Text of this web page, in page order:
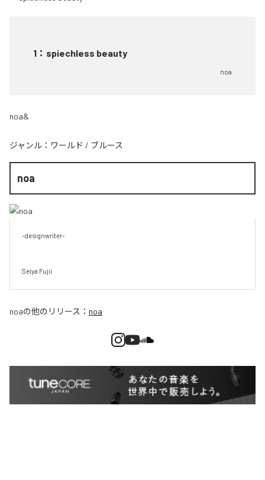
1 ： spiechless beauty
noa
noa&
ジャンル： ワールド / ブルース
noa
-designwriter-
Seiya Fujii
noaの他のリリース： noa